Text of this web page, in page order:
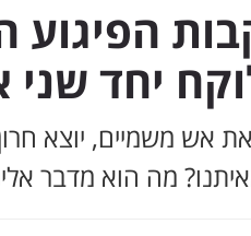
הפיגוע
יחד שני
אש משמיים, יוצא
מה הוא מדבר